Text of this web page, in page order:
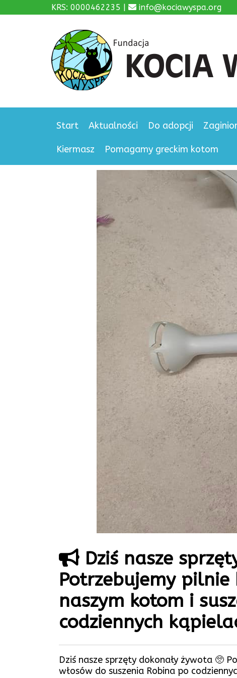
KRS: 0000462235 | info@kociawyspa.org
Start Aktualności Do adopcji
Kiermasz Pomagamy greckim kotom
Dziś nasze
Potrzebujemy
naszym kotom i
codziennych
Dziś nasze sprzęty dokonały żywota 🥺
włosów do suszenia Robina po